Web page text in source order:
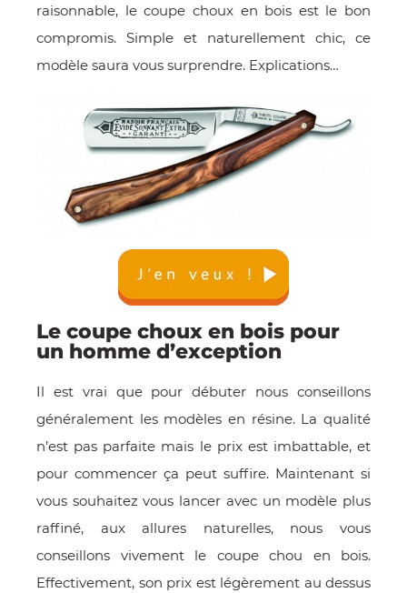
raisonnable, le coupe choux en bois est le bon
compromis. Simple et naturellement chic, ce
modèle saura vous surprendre. Explications…
Le coupe choux en bois pour
un homme d’exception
Il est vrai que pour débuter nous conseillons
généralement les modèles en résine. La qualité
n’est pas parfaite mais le prix est imbattable, et
pour commencer ça peut suffire. Maintenant si
vous souhaitez vous lancer avec un modèle plus
raffiné, aux allures naturelles, nous vous
conseillons vivement le coupe chou en bois.
Effectivement, son prix est légèrement au dessus